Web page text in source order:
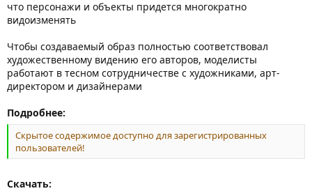
что персонажи и объекты придется многократно
видоизменять
Чтобы создаваемый образ полностью соответствовал
художественному видению его авторов, моделисты
работают в тесном сотрудничестве с художниками, арт-
директором и дизайнерами
Подробнее:
Скрытое содержимое доступно для зарегистрированных
пользователей!
Скачать: